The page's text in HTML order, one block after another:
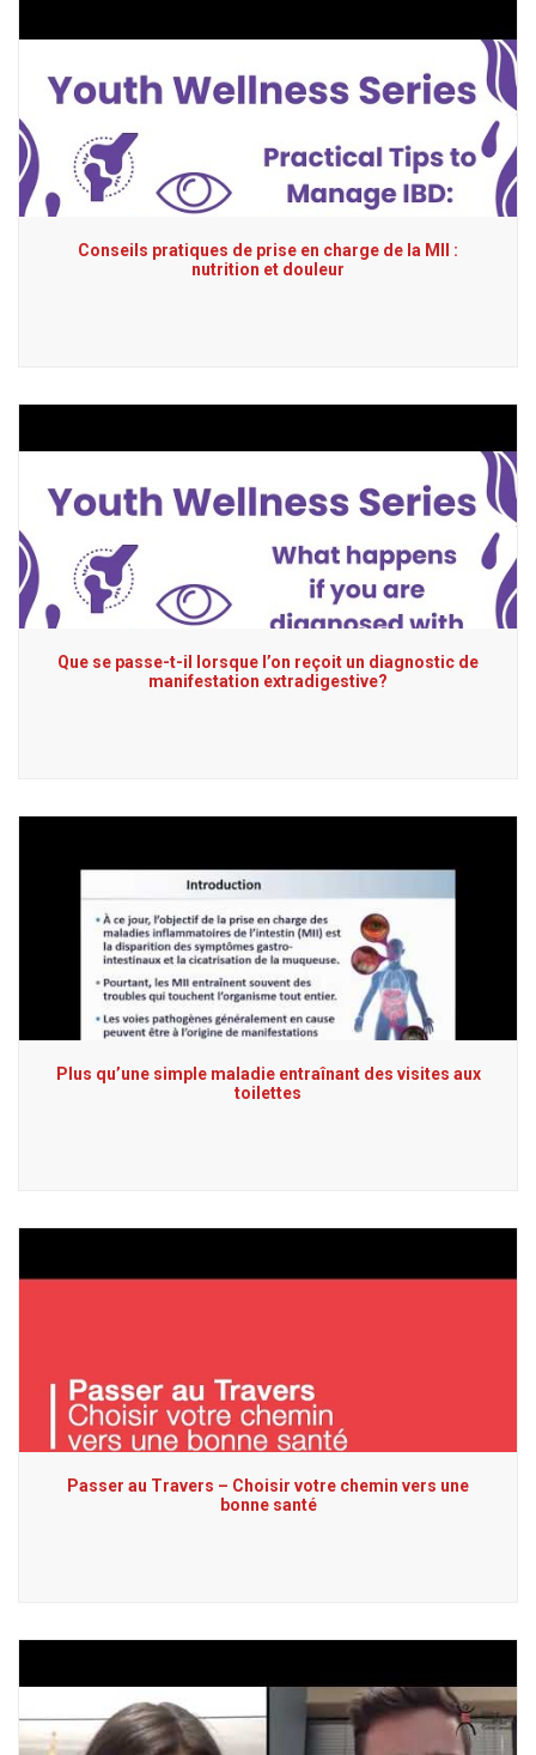
Conseils pratiques de prise en charge de la MII :
nutrition et douleur
Que se passe-t-il lorsque l’on reçoit un diagnostic de
manifestation extradigestive?
Plus qu’une simple maladie entraînant des visites aux
toilettes
Passer au Travers – Choisir votre chemin vers une
bonne santé